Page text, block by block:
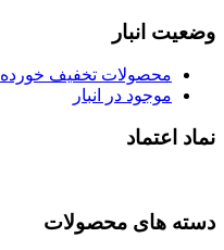
وضعیت انبار
محصولات تخفیف خورده
موجود در انبار
نماد اعتماد
دسته های محصولات